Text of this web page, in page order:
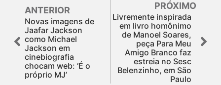
ANTERIOR
Novas imagens de
Jaafar Jackson
como Michael
Jackson em
cinebiografia
chocam web: ‘É o
próprio MJ’
PRÓXIMO
Livremente inspirada
em livro homônimo
de Manoel Soares,
peça Para Meu
Amigo Branco faz
estreia no Sesc
Belenzinho, em São
Paulo